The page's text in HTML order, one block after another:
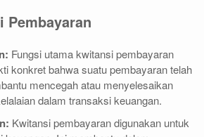
Pembayaran
Fungsi utama kwitansi pembayaran
konkret bahwa suatu pembayaran telah
mencegah atau menyelesaikan
dalam transaksi keuangan.
Kwitansi pembayaran digunakan untuk